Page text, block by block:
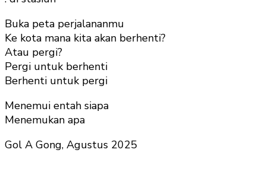
Buka peta perjalananmu
Ke kota mana kita akan berhenti?
Atau pergi?
Pergi untuk berhenti
Berhenti untuk pergi
Menemui entah siapa
Menemukan apa
Gol A Gong, Agustus 2025